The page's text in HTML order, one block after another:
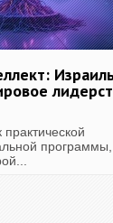
программы,